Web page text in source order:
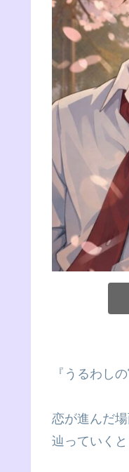
『うるわし
恋が進んだ
辿っていく